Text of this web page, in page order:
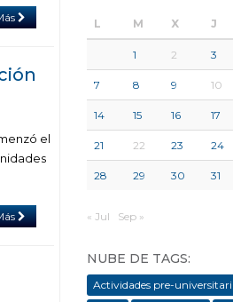
el
L M X J
1 2 3
7 8 9 10
14 15 16 17
21 22 23 24
28 29 30 31
« Jul Sep »
NUBE DE TAGS:
Actividades pre-